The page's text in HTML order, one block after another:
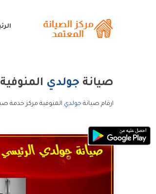
صيانة جولدي المنوفية
ارقام صيانة جولدي المنوفية مركز خدمة